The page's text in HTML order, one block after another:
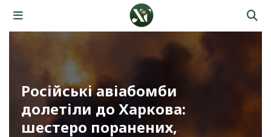
Російські авіабомби
долетіли до Харкова:
шестеро поранених,